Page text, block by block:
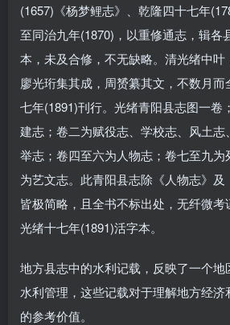
(1657)《杨梦鲤志》、乾隆四十七年
至同治九年(1870)，以重修通志，辑各
本，未及合修，不无缺略。清光绪中叶
廖光珩集其成，周赟纂其文，不数月
七年(1891)刊行。光绪青阳县志图一卷
建志；卷二为赋役志、学校志、风土
举志；卷四至六为人物志；卷七至九为
为艺文志。此青阳县志除《人物志》
皆极简略，且全书不标出处，无纤微
光绪十七年(1891)活字本。
地方县志中的水利记载，反映了一个地
水利管理，这些记载对于理解地方经
的参考价值。